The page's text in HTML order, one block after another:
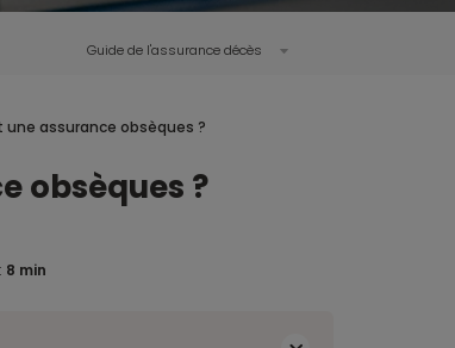
Guide de l'assurance décès
assurance obsèques ?
obsèques ?
8 min